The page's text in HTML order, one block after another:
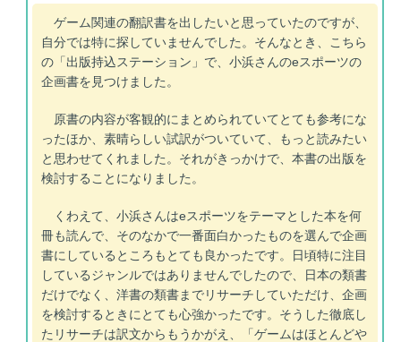
ゲーム関連の翻訳書を出したいと思っていたのですが、
自分では特に探していませんでした。そんなとき、こちら
の「出版持込ステーション」で、小浜さんのeスポーツの
企画書を見つけました。
原書の内容が客観的にまとめられていてとても参考にな
ったほか、素晴らしい試訳がついていて、もっと読みたい
と思わせてくれました。それがきっかけで、本書の出版を
検討することになりました。
くわえて、小浜さんはeスポーツをテーマとした本を何
冊も読んで、そのなかで一番面白かったものを選んで企画
書にしているところもとても良かったです。日頃特に注目
しているジャンルではありませんでしたので、日本の類書
だけでなく、洋書の類書までリサーチしていただけ、企画
を検討するときにとても心強かったです。そうした徹底し
たリサーチは訳文からもうかがえ、「ゲームはほとんどや